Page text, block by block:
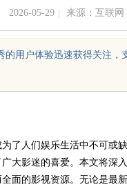
2026-05-29 来源：互联网
的用户体验迅速获得关注
了人们娱乐生活中不可或
大影迷的喜爱。本文将深
面的影视资源。无论是最